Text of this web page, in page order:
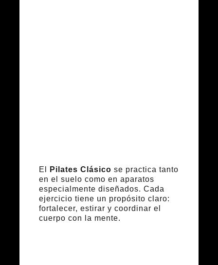
El Pilates Clásico se practica tanto
en el suelo como en aparatos
especialmente diseñados. Cada
ejercicio tiene un propósito claro:
fortalecer, estirar y coordinar el
cuerpo con la mente.